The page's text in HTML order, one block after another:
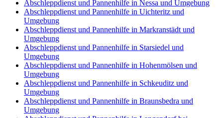
Abschleppdienst und Pannenhilfe in Nessa und Umgebung
Abschleppdienst und Pannenhilfe in Uichteritz und
Umgebung
Abschleppdienst und Pannenhilfe in Markranstädt und
Umgebung
Abschleppdienst und Pannenhilfe in Starsiedel und
Umgebung
Abschleppdienst und Pannenhilfe in Hohenmölsen und
Umgebung
Abschleppdienst und Pannenhilfe in Schkeuditz und
Umgebung
Abschleppdienst und Pannenhilfe in Braunsbedra und
Umgebung